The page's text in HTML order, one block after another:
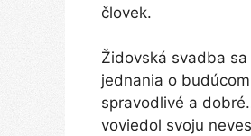
človek.
Židovská svadba
jednania o
spravodlivé a
voviedol svoju